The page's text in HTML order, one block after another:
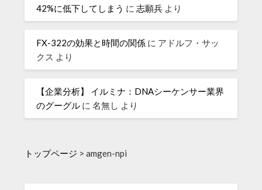
42%に低下してしまう に志願兵 より
FX-322の効果と時間の関係 に アドルフ・サッ
クス より
【企業分析】 イルミナ：DNAシーケンサー業界
のグーグル に名無し より
トップページ >amgen-npi